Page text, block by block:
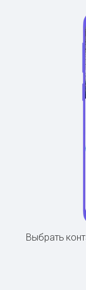
Выбрать